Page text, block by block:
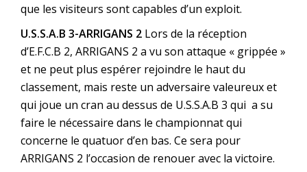
que les visiteurs sont capables d’un exploit.
U.S.S.A.B 3-ARRIGANS 2 Lors de la réception
d’E.F.C.B 2, ARRIGANS 2 a vu son attaque « grippée »
et ne peut plus espérer rejoindre le haut du
classement, mais reste un adversaire valeureux et
qui joue un cran au dessus de U.S.S.A.B 3 qui a su
faire le nécessaire dans le championnat qui
concerne le quatuor d’en bas. Ce sera pour
ARRIGANS 2 l’occasion de renouer avec la victoire.